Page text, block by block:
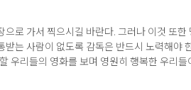
로 가서 찍으시길 바란다. 그러나 이것 또한
는 사람이 없도록 감독은 반드시 노력해야
우리들의 영화를 보며 영원히 행복한 우리들